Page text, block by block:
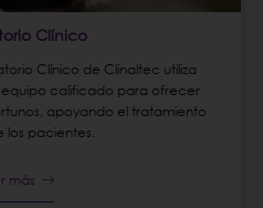
Clínico
Clínico de Clinaltec utiliza
calificado para ofrecer
apoyando el tratamiento
los pacientes.
más